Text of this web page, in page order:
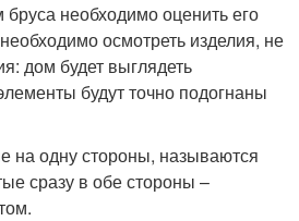
необходимо оценить его
осмотреть изделия, не
дом будет выглядеть
будут точно подогнаны
на одну стороны, называются
сразу в обе стороны –